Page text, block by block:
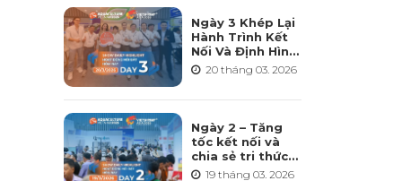
nhất tại Việt
Nam
Ngày 3 Khép Lại
Hành Trình Kết
Nối Và Định Hình
Tương Lai
Ngành Thủy Sản
Aquaculture
Vietnam 2026
20 tháng 03. 2026
Ngày 2 – Tăng
tốc kết nối và
chia sẻ tri thức
cho ngành thủy
19 tháng 03. 2026